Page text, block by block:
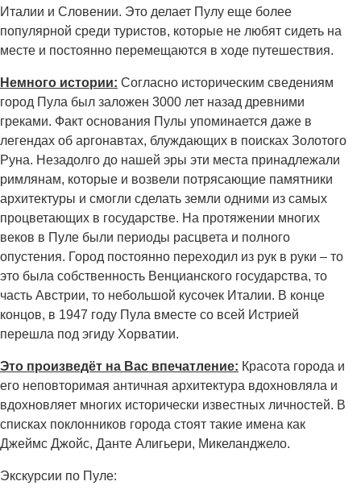
Италии и Словении. Это делает Пулу еще более
популярной среди туристов, которые не любят сидеть на
месте и постоянно перемещаются в ходе путешествия.
Немного истории: Согласно историческим сведениям
город Пула был заложен 3000 лет назад древними
греками. Факт основания Пулы упоминается даже в
легендах об аргонавтах, блуждающих в поисках Золотого
Руна. Незадолго до нашей эры эти места принадлежали
римлянам, которые и возвели потрясающие памятники
архитектуры и смогли сделать земли одними из самых
процветающих в государстве. На протяжении многих
веков в Пуле были периоды расцвета и полного
опустения. Город постоянно переходил из рук в руки – то
это была собственность Венцианского государства, то
часть Австрии, то небольшой кусочек Италии. В конце
концов, в 1947 году Пула вместе со всей Истрией
перешла под эгиду Хорватии.
Это произведёт на Вас впечатление: Красота города и
его неповторимая античная архитектура вдохновляла и
вдохновляет многих исторически известных личностей. В
списках поклонников города стоят такие имена как
Джеймс Джойс, Данте Алигьери, Микеланджело.
Экскурсии по Пуле: